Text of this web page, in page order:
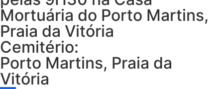
Mortuária do Porto Martins,
Praia da Vitória
Cemitério:
Porto Martins, Praia da
Vitória